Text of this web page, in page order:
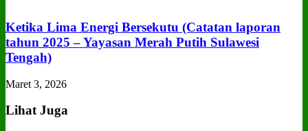
Ketika Lima Energi Bersekutu (Catatan laporan
tahun 2025 – Yayasan Merah Putih Sulawesi
Tengah)
Maret 3, 2026
Lihat Juga